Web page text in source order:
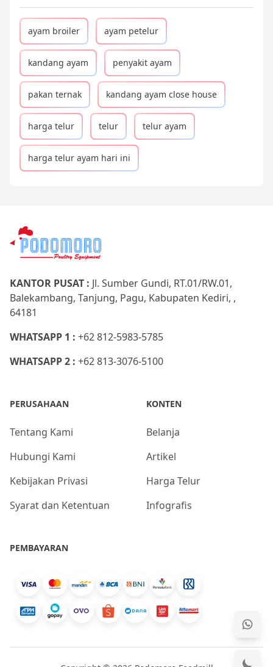
ayam broiler ayam petelur
kandang ayam penyakit ayam
pakan ternak kandang ayam close house
harga telur telur telur ayam
harga telur ayam hari ini
KANTOR PUSAT : Jl. Sumber Gundi, RT.01/RW.01,
Balekambang, Tanjung, Pagu, Kabupaten Kediri, ,
64181
WHATSAPP 1 : +62 812-5983-5785
WHATSAPP 2 : +62 813-3076-5100
PERUSAHAAN
Tentang Kami
Hubungi Kami
Kebijakan Privasi
Syarat dan Ketentuan
KONTEN
Belanja
Artikel
Harga Telur
Infografis
PEMBAYARAN